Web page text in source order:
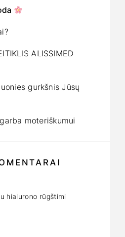
ALISSIMED
gurkšnis Jūsų
moteriškumui
hialurono rūgštimi